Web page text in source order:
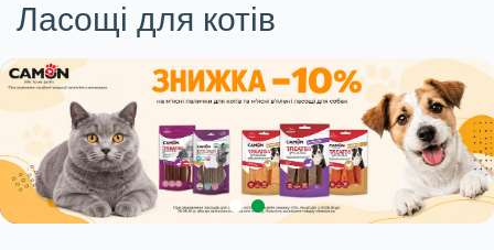
Ласощі для котів